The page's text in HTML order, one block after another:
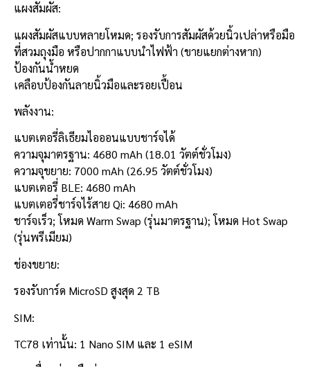
แผงสัมผัส:
แผงสัมผัสแบบหลายโหมด; รองรับการสัมผัสด้วยนิ้วเปล่าหรือมือ
ที่สวมถุงมือ หรือปากกาแบบนำไฟฟ้า (ขายแยกต่างหาก)
ป้องกันน้ำหยด
เคลือบป้องกันลายนิ้วมือและรอยเปื้อน
พลังงาน:
แบตเตอรี่ลิเธียมไอออนแบบชาร์จได้
ความจุมาตรฐาน: 4680 mAh (18.01 วัตต์ชั่วโมง)
ความจุขยาย: 7000 mAh (26.95 วัตต์ชั่วโมง)
แบตเตอรี่ BLE: 4680 mAh
แบตเตอรี่ชาร์จไร้สาย Qi: 4680 mAh
ชาร์จเร็ว; โหมด Warm Swap (รุ่นมาตรฐาน); โหมด Hot Swap
(รุ่นพรีเมียม)
ช่องขยาย:
รองรับการ์ด MicroSD สูงสุด 2 TB
SIM:
TC78 เท่านั้น: 1 Nano SIM และ 1 eSIM